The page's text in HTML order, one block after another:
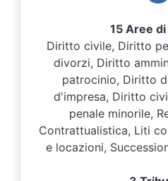
15 Aree
Diritto civile, Diritto
divorzi, Diritto
patrocinio, Diritto
d'impresa, Diritto
penale minorile,
Contrattualistica, Liti
e locazioni,